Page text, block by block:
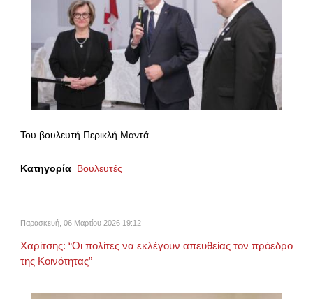
Του βουλευτή Περικλή Μαντά
Κατηγορία Βουλευτές
Παρασκευή, 06 Μαρτίου 2026 19:12
Χαρίτσης: “Οι πολίτες να εκλέγουν απευθείας τον πρόεδρο
της Κοινότητας”